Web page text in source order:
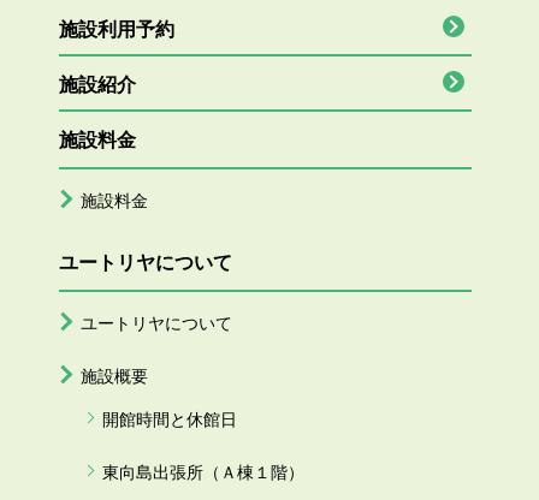
施設利用予約
施設紹介
施設料金
施設料金
ユートリヤについて
ユートリヤについて
施設概要
開館時間と休館日
東向島出張所（Ａ棟１階）